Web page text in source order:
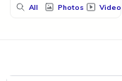
All Photos Videos